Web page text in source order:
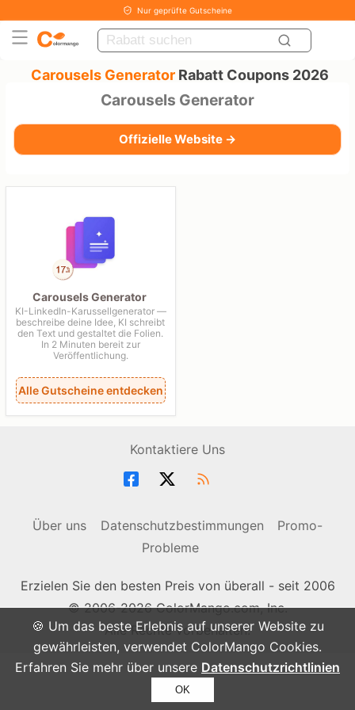
🍪 Um das beste Erlebnis auf unserer Website zu
gewährleisten, verwendet ColorMango Cookies.
Erfahren Sie mehr über unsere Datenschutzrichtlinien
OK
Nur geprüfte Gutscheine
Carousels Generator Rabatt Coupons 2026
Carousels Generator
Offizielle Website →
Carousels Generator
KI-LinkedIn-Karussellgenerator —
beschreibe deine Idee, KI schreibt
den Text und gestaltet die Folien.
In 2 Minuten bereit zur
Veröffentlichung.
Alle Gutscheine entdecken
Kontaktiere Uns
Über uns Datenschutzbestimmungen
Promo-
Probleme
Erzielen Sie den besten Preis von überall - seit 2006
© 2006-2026 ColorMango.com, Inc.
Alle Rechte vorbehalten.